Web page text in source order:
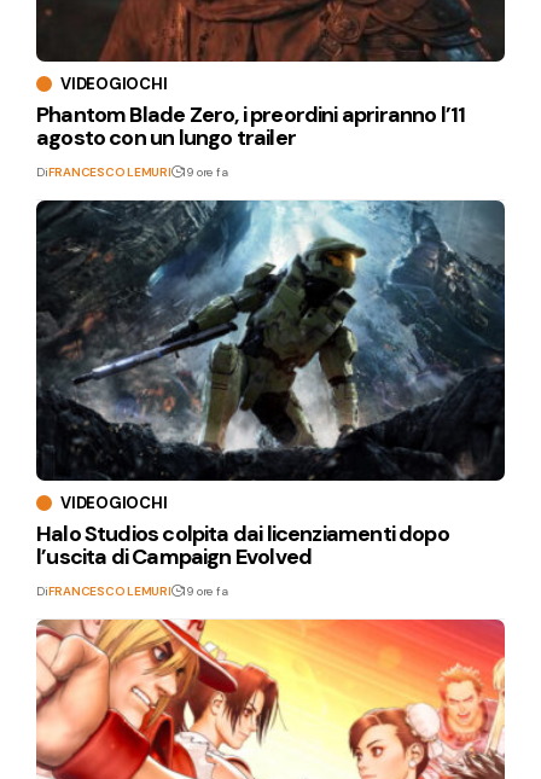
VIDEOGIOCHI
Phantom Blade Zero, i preordini apriranno l’11
agosto con un lungo trailer
DiFRANCESCO LEMURI 19 ore fa
VIDEOGIOCHI
Halo Studios colpita dai licenziamenti dopo
l’uscita di Campaign Evolved
DiFRANCESCO LEMURI 19 ore fa